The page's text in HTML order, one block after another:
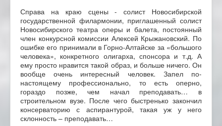
Справа на краю сцены - солист Новосибирской
государственной филармонии, приглашенный солист
Новосибирского театра оперы и балета, постоянный
член конкурсной комиссии Алексей Крыжановский. По
ошибке его принимали в Горно-Алтайске за «большого
человека», конкретного олигарха, спонсора и т.д. А
ему просто нравится такой образ, и больше ничего. Он
вообще очень интересный человек. Запел по-
настоящему профессионально, то есть оперно,
гораздо позже, чем начал преподавать… в
строительном вузе. После чего быстренько закончил
консерваторию с аспирантурой, такая уж у него
склонность – преподавать…